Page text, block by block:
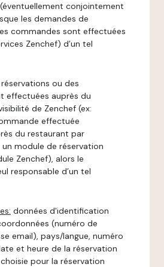
conjointement
les demandes de
commandes sont effectuées
Zenchef) d’un tel
ou des
effectuées auprès du
de Zenchef (ex:
effectuée
du restaurant par
module de réservation
Zenchef), alors le
responsable d’un tel
données d'identification
(numéro de
email), pays/langue, numéro
et heure de la réservation
pour la réservation